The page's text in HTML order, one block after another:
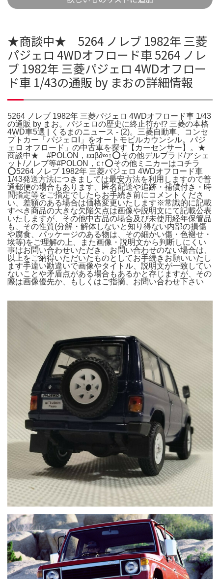
★商談中★ 5264 ノレブ 1982年 三菱
パジェロ 4WDオフロード車 5264 ノレ
ブ 1982年 三菱パジェロ 4WDオフロー
ド車 1/43の通販 by まおの詳細情報
5264 ノレブ 1982年 三菱パジェロ 4WDオフロード車 1/43
の通販 by まお。パジェロの歴史に終止符か!? 三菱の本格
4WD車5選 | くるまのニュース - (2)。三菱自動車、コンセ
プトカー「パジェロI」をオートモビルカウンシル。パジ
ェロ オフロード」の中古車を探す【カーセンサー】。★
商談中★ #POLON，εαβ∂∞↑⭕その他デルプラド/アシェ
ット/ノレブ等#POLON，ⅽ↑⭕その他ミニカーはコチラ
⭕5264 ノレブ 1982年 三菱パジェロ 4WDオフロード車
1/43発送方法につきましては最安方法を利用しますので普
通郵便の場合もあります、匿名配送や追跡・補償付き・時
間指定等をご指定でしたらお手続き前にコメントくださ
い、差額のある場合は価格変更いたします※常識的に記載
すべき商品の大きな欠陥欠点は画像や説明文にて記載公表
いたしますが、その他中古品の場合及び未使用経年保管品
も、その性質(分解・解体しないと知り得ない内部の損傷
や腐食、パッケージのある物は、その細かい傷・色褪せ・
埃等)をご理解の上、また画像・説明文から判断しにくい
事はお問い合わせいただき、お問い合わせのない場合は、
以上をご納得いただいたものとしてお手続きお願いいたし
ます手違い勘違いで画像やタイトル、説明文が一致してい
ないことや矛盾点がある場合もあるかと存じますが、その
際は画像優先か、もしくはご指摘、お問い合わせ下さい